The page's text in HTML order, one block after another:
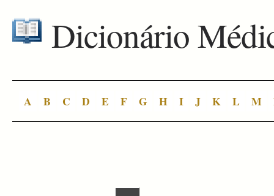
Dicionário
A B C D E F G H I J K L M